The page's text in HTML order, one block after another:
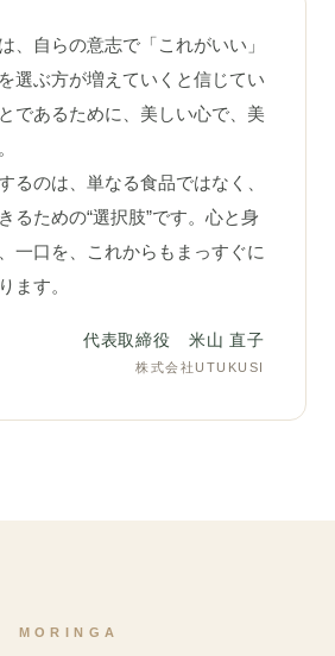
、自らの意志で「これがいい」
選ぶ方が増えていくと信じてい
であるために、美しい心で、美
るのは、単なる食品ではなく、
るための“選択肢”です。心と身
一口を、これからもまっすぐに
ます。
代表取締役 米山 直子
株式会社UTUKUSI
MORINGA